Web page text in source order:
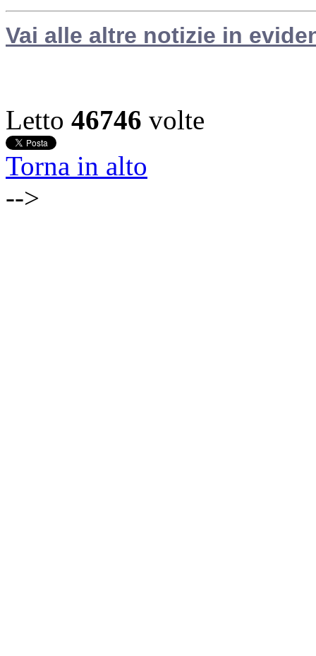
Vai alle altre notizie in
Letto 46746 volte
Torna in alto
-->